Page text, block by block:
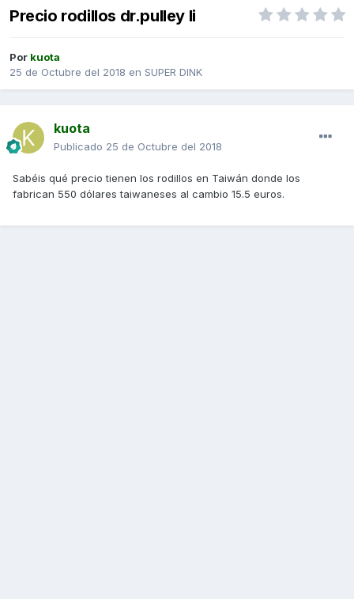
Precio rodillos dr.pulley Ii
Por kuota
25 de Octubre del 2018 en SUPER DINK
kuota
Publicado 25 de Octubre del 2018
Sabéis qué precio tienen los rodillos en Taiwán donde los
fabrican 550 dólares taiwaneses al cambio 15.5 euros.